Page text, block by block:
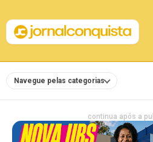
Navegue pelas categorias
continua após a